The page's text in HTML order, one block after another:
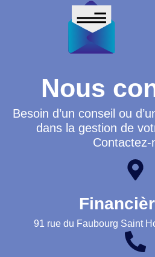
Nous
Besoin d’un conseil ou
dans la gestion de
Contactez-
91 rue du Faubourg Saint